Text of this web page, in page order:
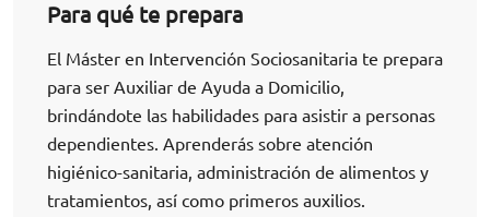
Para qué te prepara
El Máster en Intervención Sociosanitaria te prepara
para ser Auxiliar de Ayuda a Domicilio,
brindándote las habilidades para asistir a personas
dependientes. Aprenderás sobre atención
higiénico-sanitaria, administración de alimentos y
tratamientos, así como primeros auxilios.